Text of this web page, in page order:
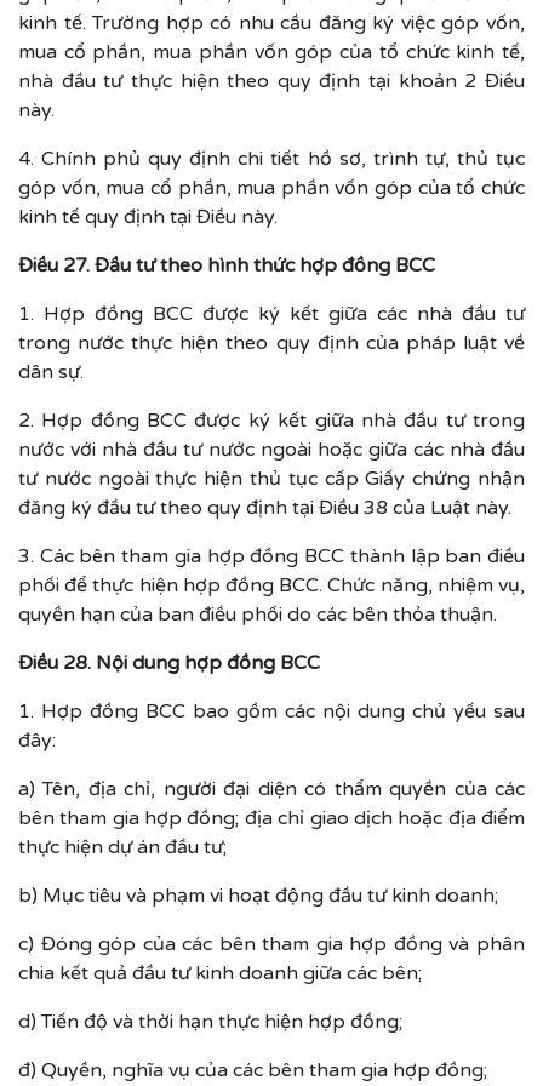
kinh tế. Trường hợp có nhu cầu đăng ký việc góp vốn,
mua cổ phần, mua phần vốn góp của tổ chức kinh tế,
nhà đầu tư thực hiện theo quy định tại khoản 2 Điều
này.
4. Chính phủ quy định chi tiết hồ sơ, trình tự, thủ tục
góp vốn, mua cổ phần, mua phần vốn góp của tổ chức
kinh tế quy định tại Điều này.
Điều 27. Đầu tư theo hình thức hợp đồng BCC
1. Hợp đồng BCC được ký kết giữa các nhà đầu tư
trong nước thực hiện theo quy định của pháp luật về
dân sự.
2. Hợp đồng BCC được ký kết giữa nhà đầu tư trong
nước với nhà đầu tư nước ngoài hoặc giữa các nhà đầu
tư nước ngoài thực hiện thủ tục cấp Giấy chứng nhận
đăng ký đầu tư theo quy định tại Điều 38 của Luật này.
3. Các bên tham gia hợp đồng BCC thành lập ban điều
phối để thực hiện hợp đồng BCC. Chức năng, nhiệm vụ,
quyền hạn của ban điều phối do các bên thỏa thuận.
Điều 28. Nội dung hợp đồng BCC
1. Hợp đồng BCC bao gồm các nội dung chủ yếu sau
đây:
a) Tên, địa chỉ, người đại diện có thẩm quyền của các
bên tham gia hợp đồng; địa chỉ giao dịch hoặc địa điểm
thực hiện dự án đầu tư;
b) Mục tiêu và phạm vi hoạt động đầu tư kinh doanh;
c) Đóng góp của các bên tham gia hợp đồng và phân
chia kết quả đầu tư kinh doanh giữa các bên;
d) Tiến độ và thời hạn thực hiện hợp đồng;
đ) Quyền, nghĩa vụ của các bên tham gia hợp đồng;